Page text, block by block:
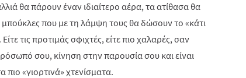
θα πάρουν έναν ιδιαίτερο αέρα, τα ατίθασα θα
που με τη λάμψη τους θα δώσουν το «κάτι
τις προτιμάς σφιχτές, είτε πιο χαλαρές, σαν
σου, κίνηση στην παρουσία σου και είναι
«γιορτινά» χτενίσματα.